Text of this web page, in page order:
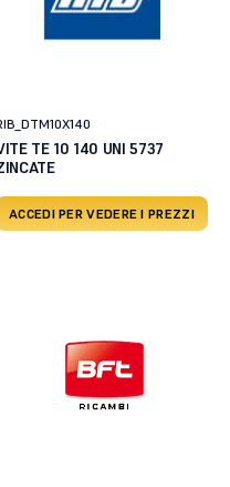
TE 10 140 UNI 5737
ACCEDI PER VEDERE I PREZZI